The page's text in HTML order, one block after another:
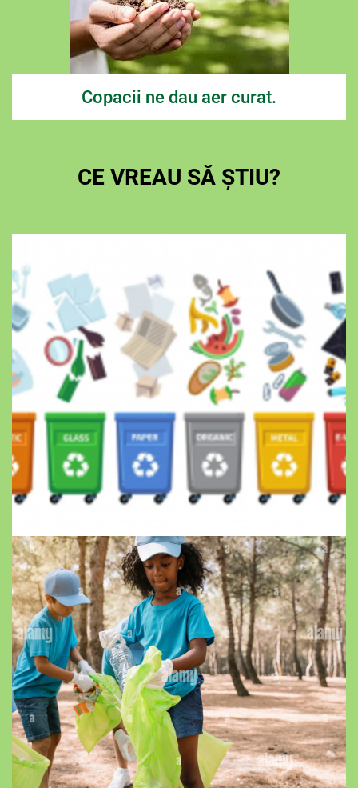
Copacii ne dau aer curat.
CE VREAU SĂ ȘTIU?
Ce este reciclarea? Cum pot ajuta eu
planeta?